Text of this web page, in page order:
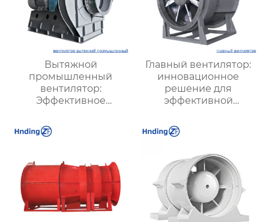
Вытяжной
промышленный
вентилятор:
Эффективное
надежной вентиляции
Главный вентилятор:
инновационное
решение для
эффективной
оптимизации работы